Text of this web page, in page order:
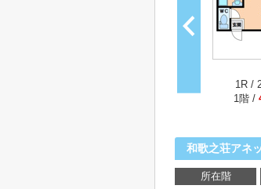
1R /
1階 /
和歌之荘アネ
所在階